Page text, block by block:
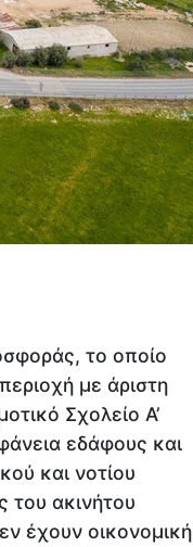
το οποίο
με άριστη
Σχολείο Α’
εδάφους και
και νοτίου
ακινήτου
έχουν οικονομική